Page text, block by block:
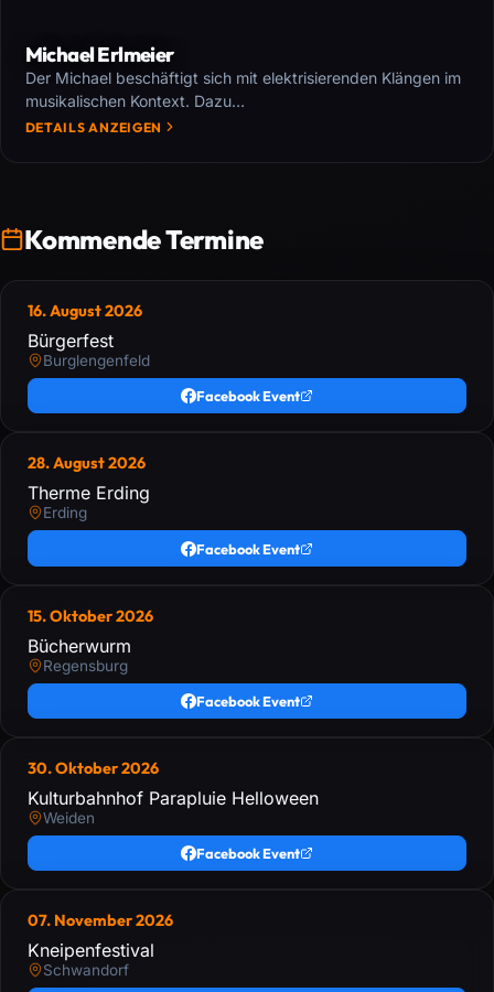
Michael Erlmeier
Der Michael beschäftigt sich mit elektrisierenden Klängen im
musikalischen Kontext. Dazu…
DETAILS ANZEIGEN
Kommende Termine
16. August 2026
Bürgerfest
Burglengenfeld
Facebook Event
28. August 2026
Therme Erding
Erding
Facebook Event
15. Oktober 2026
Bücherwurm
Regensburg
Facebook Event
30. Oktober 2026
Kulturbahnhof Parapluie Helloween
Weiden
Facebook Event
07. November 2026
Kneipenfestival
Schwandorf